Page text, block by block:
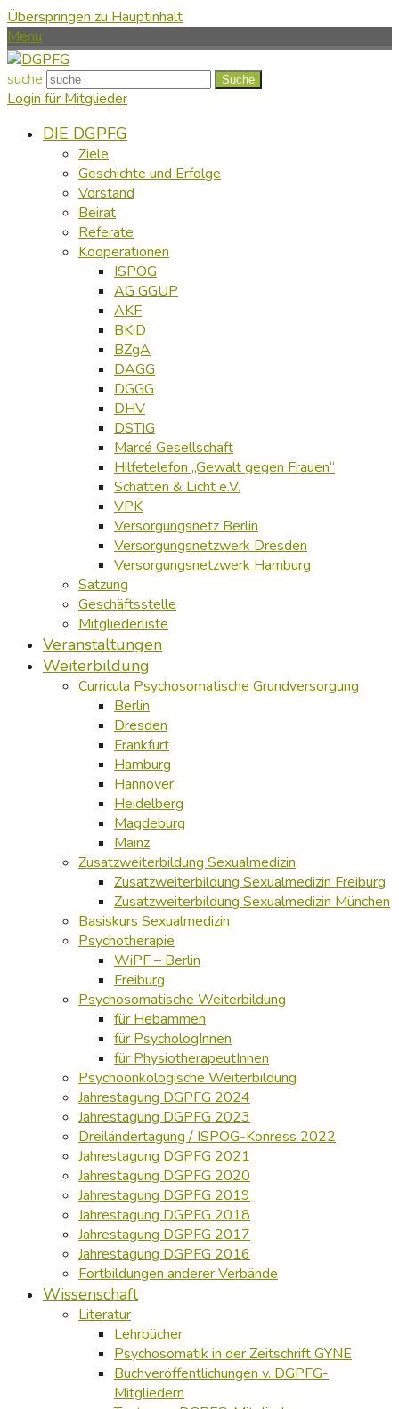
Überspringen zu Hauptinhalt
Menu
suche Suche
Login für Mitglieder
DIE DGPFG
Ziele
Geschichte und Erfolge
Vorstand
Beirat
Referate
Kooperationen
ISPOG
AG GGUP
AKF
BKiD
BZgA
DAGG
DGGG
DHV
DSTIG
Marcé Gesellschaft
Hilfetelefon „Gewalt gegen Frauen“
Schatten & Licht e.V.
VPK
Versorgungsnetz Berlin
Versorgungsnetzwerk Dresden
Versorgungsnetzwerk Hamburg
Satzung
Geschäftsstelle
Mitgliederliste
Veranstaltungen
Weiterbildung
Curricula Psychosomatische Grundversorgung
Berlin
Dresden
Frankfurt
Hamburg
Hannover
Heidelberg
Magdeburg
Mainz
Zusatzweiterbildung Sexualmedizin
Zusatzweiterbildung Sexualmedizin Freiburg
Zusatzweiterbildung Sexualmedizin München
Basiskurs Sexualmedizin
Psychotherapie
WiPF – Berlin
Freiburg
Psychosomatische Weiterbildung
für Hebammen
für PsychologInnen
für PhysiotherapeutInnen
Psychoonkologische Weiterbildung
Jahrestagung DGPFG 2024
Jahrestagung DGPFG 2023
Dreiländertagung / ISPOG-Konress 2022
Jahrestagung DGPFG 2021
Jahrestagung DGPFG 2020
Jahrestagung DGPFG 2019
Jahrestagung DGPFG 2018
Jahrestagung DGPFG 2017
Jahrestagung DGPFG 2016
Fortbildungen anderer Verbände
Wissenschaft
Literatur
Lehrbücher
Psychosomatik in der Zeitschrift GYNE
Buchveröffentlichungen v. DGPFG-
Mitgliedern